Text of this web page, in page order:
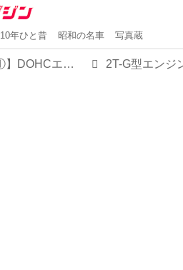
10年ひと昔 昭和の名車 写真蔵
【昭和の名機①】DOHCエンジンを身近な存在にした「トヨタ2T-G」の功績は大きい